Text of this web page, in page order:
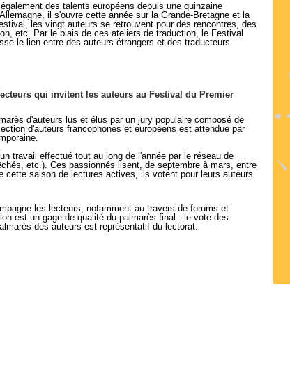
des talents européens depuis une quinzaine
il s'ouvre cette année sur la Grande-Bretagne et la
les vingt auteurs se retrouvent pour des rencontres, des
etc. Par le biais de ces ateliers de traduction, le Festival
le lien entre des auteurs étrangers et des traducteurs.
qui invitent les auteurs au Festival du Premier
d'auteurs lus et élus par un jury populaire composé de
d'auteurs francophones et européens est attendue par
travail effectué tout au long de l'année par le réseau de
etc.). Ces passionnés lisent, de septembre à mars, entre
cette saison de lectures actives, ils votent pour leurs auteurs
les lecteurs, notamment au travers de forums et
est un gage de qualité du palmarès final : le vote des
des auteurs est représentatif du lectorat.